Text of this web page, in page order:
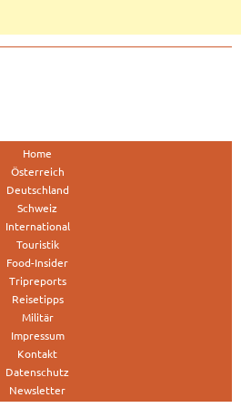
Home
Österreich
Deutschland
Schweiz
International
Touristik
Food-Insider
Tripreports
Reisetipps
Militär
Impressum
Kontakt
Datenschutz
Newsletter